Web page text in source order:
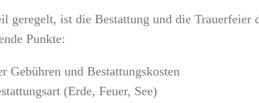
geregelt, ist die Bestattung und die
Punkte:
Gebühren und Bestattungskosten
(Erde, Feuer, See)